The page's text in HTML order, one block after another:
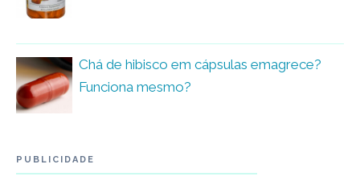
Chá de hibisco em cápsulas emagrece?
Funciona mesmo?
PUBLICIDADE